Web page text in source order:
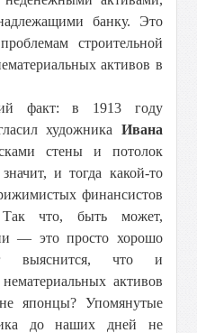
банку. Это
строительной
активов в
факт: в 1913 году
художника Ивана
стены и потолок
и тогда какой-то
финансистов
Так что, быть может,
— это просто хорошо
выяснится, что и
активов
японцы? Упомянутые
до наших дней не